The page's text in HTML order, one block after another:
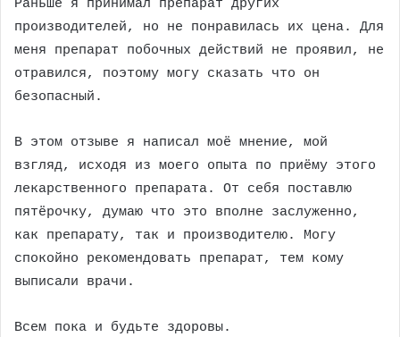
Раньше я принимал препарат других
производителей, но не понравилась их цена. Для
меня препарат побочных действий не проявил, не
отравился, поэтому могу сказать что он
безопасный.
В этом отзыве я написал моё мнение, мой
взгляд, исходя из моего опыта по приёму этого
лекарственного препарата. От себя поставлю
пятёрочку, думаю что это вполне заслуженно,
как препарату, так и производителю. Могу
спокойно рекомендовать препарат, тем кому
выписали врачи.
Всем пока и будьте здоровы.